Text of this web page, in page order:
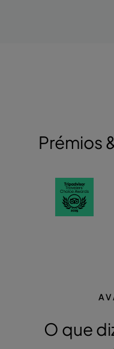
Prémios
O que